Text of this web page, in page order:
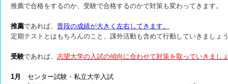
推薦で合格をするのか、受験で合格するのかで対策も変わってきます。
推薦であれば、 普段の成績が大きく左右してきます。
定期テストとはもちろんのこと、課外活動も含めて行動していきましょ
受験であれば、 志望大学の入試の傾向に合わせて対策を取っていきまし
1月
センター試験・私立大学入試